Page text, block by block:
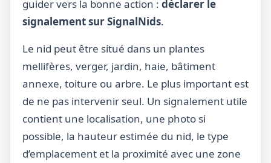
guider vers la bonne action : déclarer le
signalement sur SignalNids.
Le nid peut être situé dans un plantes
mellifères, verger, jardin, haie, bâtiment
annexe, toiture ou arbre. Le plus important est
de ne pas intervenir seul. Un signalement utile
contient une localisation, une photo si
possible, la hauteur estimée du nid, le type
d’emplacement et la proximité avec une zone